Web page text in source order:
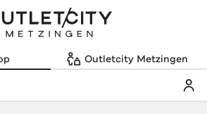
Outletcity Metzingen